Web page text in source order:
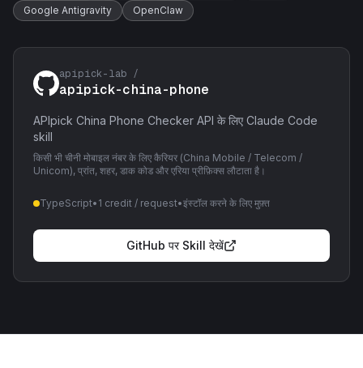
Google Antigravity
OpenClaw
apipick-lab /
apipick-china-phone
APIpick China Phone Checker API के लिए Claude Code
skill
किसी भी चीनी मोबाइल नंबर के लिए कैरियर (China Mobile / Telecom /
Unicom), प्रांत, शहर, डाक कोड और एरिया प्रीफ़िक्स लौटाता है।
TypeScript• 1 credit / request•इंस्टॉल करने के लिए मुफ़्त
GitHub पर Skill देखें